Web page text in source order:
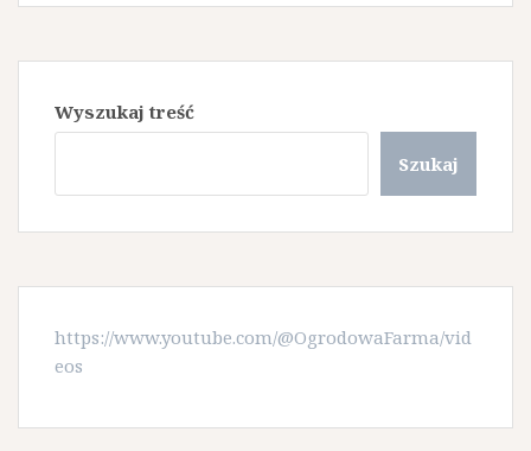
Wyszukaj treść
Szukaj
https://www.youtube.com/@OgrodowaFarma/vid
eos